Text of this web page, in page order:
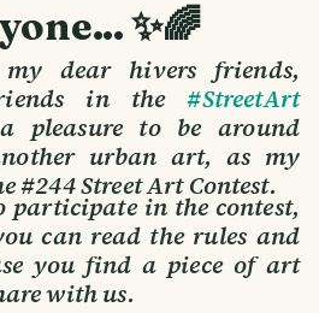
✨🌈
dear hivers friends,
in the#StreetArt
pleasure to be around
urban art, as my
Street Art Contest.
participate in the contest,
can read the rules and
you find a piece of art
with us.